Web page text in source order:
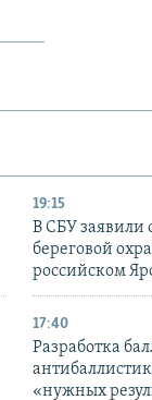
19:15
В СБУ заявили
береговой
российском
17:40
Разработка
«нужных